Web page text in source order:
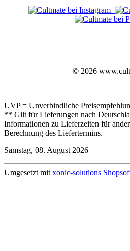
© 2026
UVP = Unverbindliche
** Gilt für Lieferungen nach
Informationen zu Lieferzeiten für
Berechnung des Liefertermins.
Samstag, 08. August 2026
Umgesetzt mit xonic-solutions